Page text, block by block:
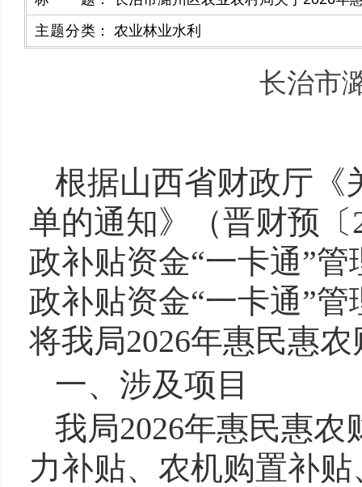
主题分类 ： 农业林业水利
长治市
根据山西省财政厅《
单的通知》（晋财预
政补贴资金“一卡通”
政补贴资金“一卡通”
将我局2026年惠民惠
一、涉及项目
我局2026年惠民惠
力补贴、农机购置补